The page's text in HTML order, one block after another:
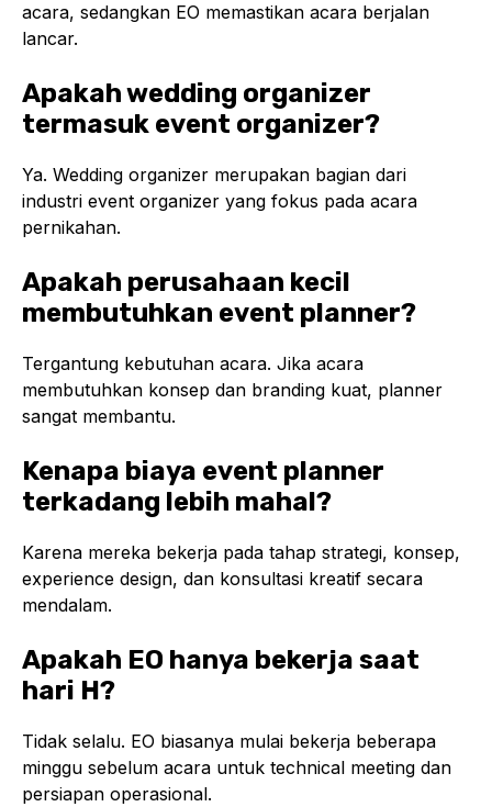
acara, sedangkan EO memastikan acara berjalan
lancar.
Apakah wedding organizer
termasuk event organizer?
Ya. Wedding organizer merupakan bagian dari
industri event organizer yang fokus pada acara
pernikahan.
Apakah perusahaan kecil
membutuhkan event planner?
Tergantung kebutuhan acara. Jika acara
membutuhkan konsep dan branding kuat, planner
sangat membantu.
Kenapa biaya event planner
terkadang lebih mahal?
Karena mereka bekerja pada tahap strategi, konsep,
experience design, dan konsultasi kreatif secara
mendalam.
Apakah EO hanya bekerja saat
hari H?
Tidak selalu. EO biasanya mulai bekerja beberapa
minggu sebelum acara untuk technical meeting dan
persiapan operasional.